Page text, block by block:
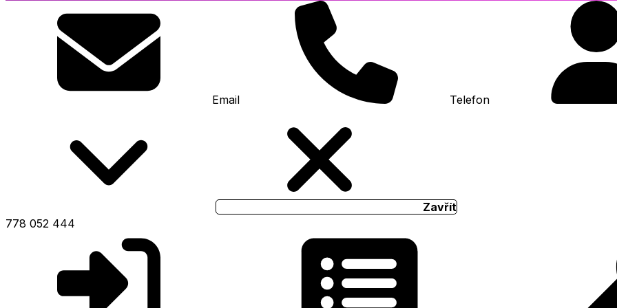
Email Telefon
Zavřít
778 052 444